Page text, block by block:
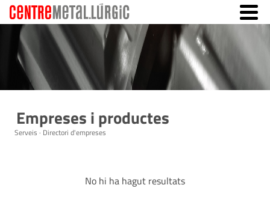
Empreses i productes
Serveis · Directori d'empreses
No hi ha hagut resultats